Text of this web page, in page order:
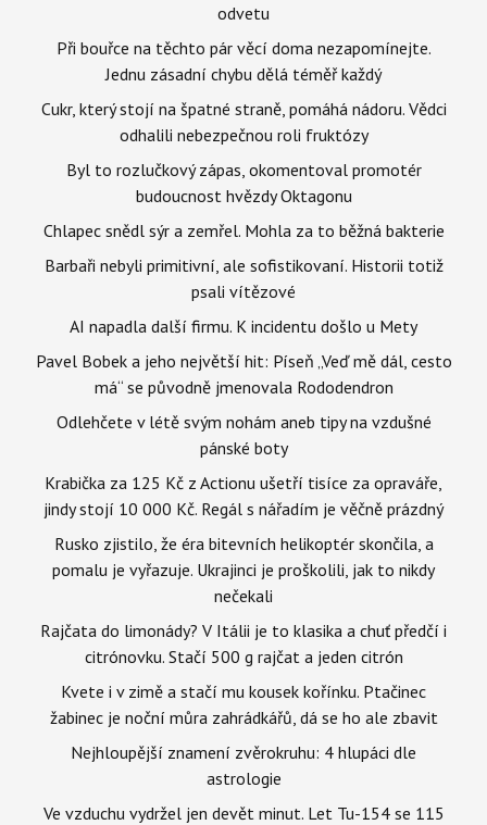
odvetu
Při bouřce na těchto pár věcí doma nezapomínejte.
Jednu zásadní chybu dělá téměř každý
Cukr, který stojí na špatné straně, pomáhá nádoru. Vědci
odhalili nebezpečnou roli fruktózy
Byl to rozlučkový zápas, okomentoval promotér
budoucnost hvězdy Oktagonu
Chlapec snědl sýr a zemřel. Mohla za to běžná bakterie
Barbaři nebyli primitivní, ale sofistikovaní. Historii totiž
psali vítězové
AI napadla další firmu. K incidentu došlo u Mety
Pavel Bobek a jeho největší hit: Píseň „Veď mě dál, cesto
má“ se původně jmenovala Rododendron
Odlehčete v létě svým nohám aneb tipy na vzdušné
pánské boty
Krabička za 125 Kč z Actionu ušetří tisíce za opraváře,
jindy stojí 10 000 Kč. Regál s nářadím je věčně prázdný
Rusko zjistilo, že éra bitevních helikoptér skončila, a
pomalu je vyřazuje. Ukrajinci je proškolili, jak to nikdy
nečekali
Rajčata do limonády? V Itálii je to klasika a chuť předčí i
citrónovku. Stačí 500 g rajčat a jeden citrón
Kvete i v zimě a stačí mu kousek kořínku. Ptačinec
žabinec je noční můra zahrádkářů, dá se ho ale zbavit
Nejhloupější znamení zvěrokruhu: 4 hlupáci dle
astrologie
Ve vzduchu vydržel jen devět minut. Let Tu-154 se 115